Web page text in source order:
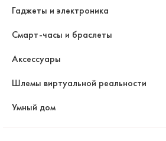
Гаджеты и электроника
Смарт-часы и браслеты
Аксессуары
Шлемы виртуальной реальности
Умный дом